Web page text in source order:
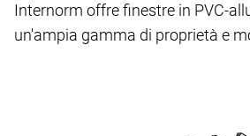
Internorm offre finestre in PVC-
un'ampia gamma di proprietà e